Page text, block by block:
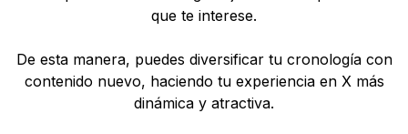
que te interese.
De esta manera, puedes diversificar tu cronología con
contenido nuevo, haciendo tu experiencia en X más
dinámica y atractiva.